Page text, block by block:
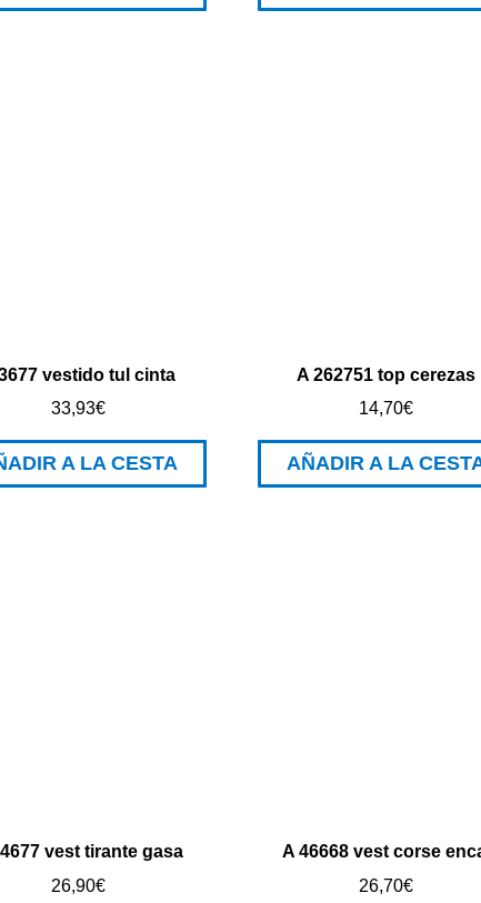
vestido tul cinta
33,93€
A LA CESTA
A 262751 top cerezas
14,70€
AÑADIR A LA
vest tirante gasa
26,90€
A 46668 vest corse
26,70€